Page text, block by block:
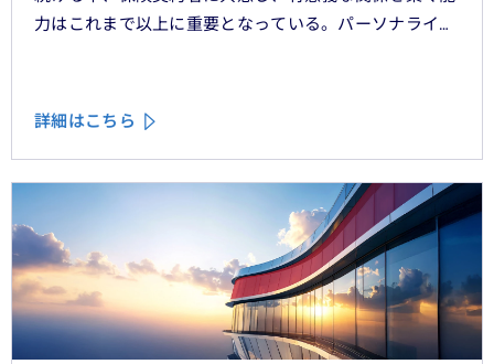
力はこれまで以上に重要となっている。パーソナライ
いる」「理解されている」と顧客に感じてもらうため
詳細はこちら